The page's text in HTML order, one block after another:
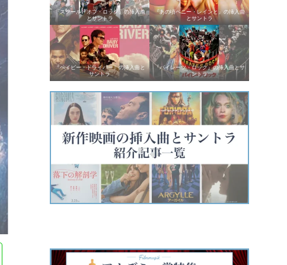
『スクール・オブ・ロック』の挿入曲
とサントラ
『あの頃ペニー・レインと』の挿入曲
とサントラ
『ベイビー・ドライバー』の挿入曲と
サントラ
『パイレーツ・ロック』の挿入曲とサ
ントラ